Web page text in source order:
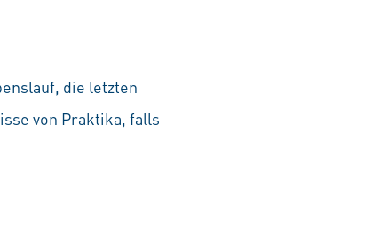
die letzten
von Praktika, falls